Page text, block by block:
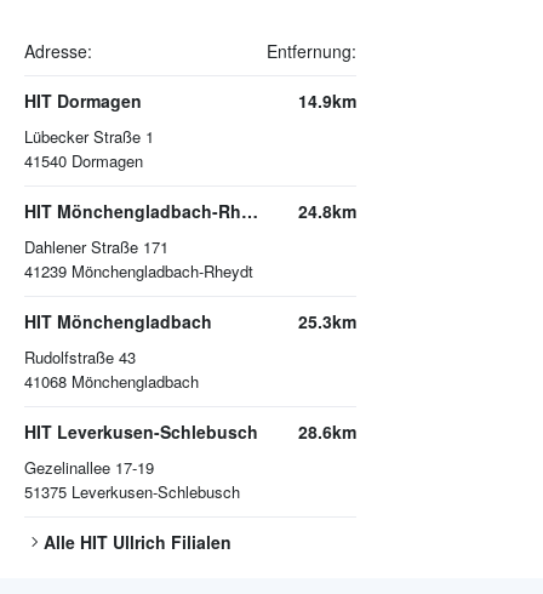
Adresse: Entfernung:
HIT Dormagen
Lübecker Straße 1
41540 Dormagen
14.9km
HIT Mönchengladbach-Rheydt
Dahlener Straße 171
41239 Mönchengladbach-Rheydt
24.8km
HIT Mönchengladbach
Rudolfstraße 43
41068 Mönchengladbach
25.3km
HIT Leverkusen-Schlebusch
Gezelinallee 17-19
51375 Leverkusen-Schlebusch
28.6km
Alle HIT Ullrich Filialen